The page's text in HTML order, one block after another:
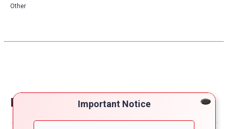
Important Notice
Other
Reviews on nissan navara